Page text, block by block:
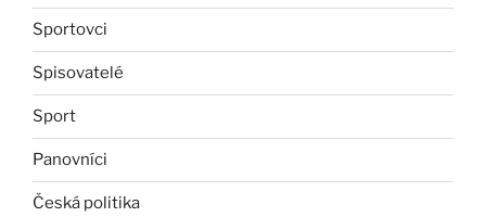
Sportovci
Spisovatelé
Sport
Panovníci
Česká politika